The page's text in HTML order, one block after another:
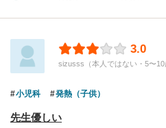
3.0
sizusss（本人ではない・5〜10
小児科 発熱（子供）
先生優しい